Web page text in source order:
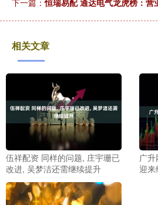
相关文章
伍祥配资 同样的问题, 庄宇珊已
改进, 吴梦洁还需继续提升
广
迎来